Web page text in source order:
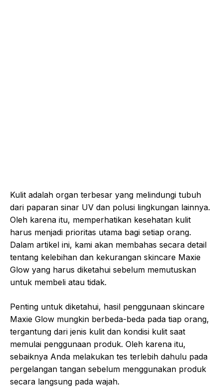
Kulit adalah organ terbesar yang melindungi tubuh
dari paparan sinar UV dan polusi lingkungan lainnya.
Oleh karena itu, memperhatikan kesehatan kulit
harus menjadi prioritas utama bagi setiap orang.
Dalam artikel ini, kami akan membahas secara detail
tentang kelebihan dan kekurangan skincare Maxie
Glow yang harus diketahui sebelum memutuskan
untuk membeli atau tidak.
Penting untuk diketahui, hasil penggunaan skincare
Maxie Glow mungkin berbeda-beda pada tiap orang,
tergantung dari jenis kulit dan kondisi kulit saat
memulai penggunaan produk. Oleh karena itu,
sebaiknya Anda melakukan tes terlebih dahulu pada
pergelangan tangan sebelum menggunakan produk
secara langsung pada wajah.